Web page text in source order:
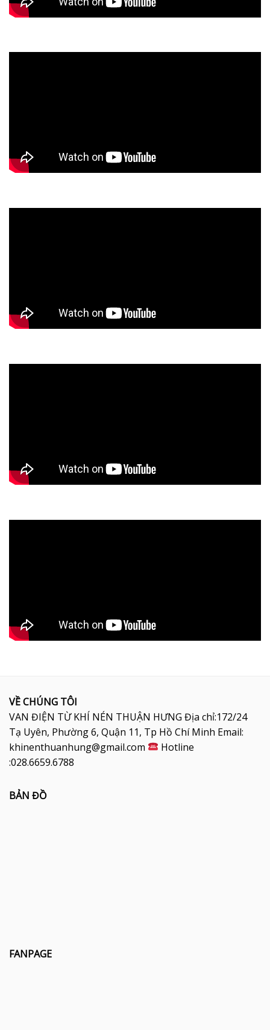
VỀ CHÚNG TÔI
VAN ĐIỆN TỪ KHÍ NÉN THUẬN HƯNG Địa chỉ:172/24
Tạ Uyên, Phường 6, Quận 11, Tp Hồ Chí Minh Email:
khinenthuanhung@gmail.com
Hotline
:028.6659.6788
BẢN ĐỒ
FANPAGE